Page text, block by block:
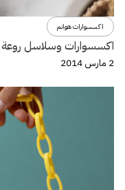
اكسسوارات هوانم
اكسسوارات وسلاسل روعة 2014
2 مارس 2014